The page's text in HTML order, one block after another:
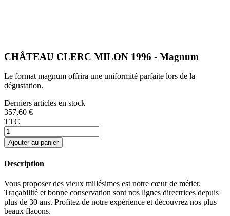
CHÂTEAU CLERC MILON 1996 - Magnum
Le format magnum offrira une uniformité parfaite lors de la
dégustation.
Derniers articles en stock
357,60 €
TTC
Ajouter au panier
Description
Vous proposer des vieux millésimes est notre cœur de métier.
Traçabilité et bonne conservation sont nos lignes directrices depuis
plus de 30 ans. Profitez de notre expérience et découvrez nos plus
beaux flacons.